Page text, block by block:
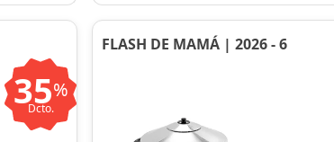
35%
Dcto.
FLASH DE MAMÁ | 2026 - 6